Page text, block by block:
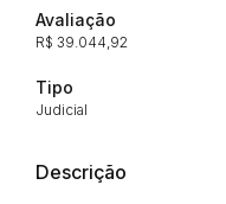
Avaliação
R$ 39.044,92
Tipo
Judicial
Descrição